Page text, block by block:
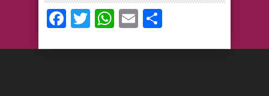
Facebook
TwitterWhatsApp
Email